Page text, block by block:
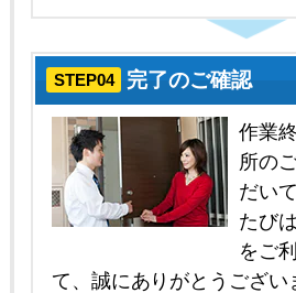
STEP04 完了のご確認
作業
所の
だい
たび
をご
て、誠にありがとうござい